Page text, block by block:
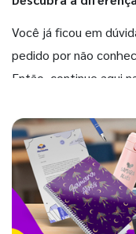
Você já ficou em
pedido por não
Então, continue aqui